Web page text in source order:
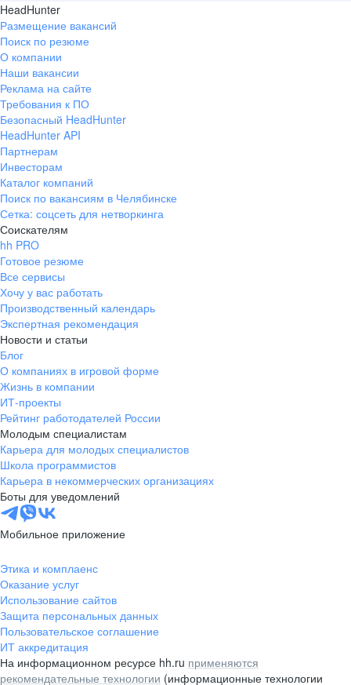
HeadHunter
Размещение вакансий
Поиск по резюме
О компании
Наши вакансии
Реклама на сайте
Требования к ПО
Безопасный HeadHunter
HeadHunter API
Партнерам
Инвесторам
Каталог компаний
Поиск по вакансиям в Челябинске
Сетка: соцсеть для нетворкинга
Соискателям
hh PRO
Готовое резюме
Все сервисы
Хочу у вас работать
Производственный календарь
Экспертная рекомендация
Новости и статьи
Блог
О компаниях в игровой форме
Жизнь в компании
ИТ-проекты
Рейтинг работодателей России
Молодым специалистам
Карьера для молодых специалистов
Школа программистов
Карьера в некоммерческих организациях
Боты для уведомлений
Мобильное приложение
Этика и комплаенс
Оказание услуг
Использование сайтов
Защита персональных данных
Пользовательское соглашение
ИТ аккредитация
На информационном ресурсе hh.ru применяются
рекомендательные технологии (информационные технологии